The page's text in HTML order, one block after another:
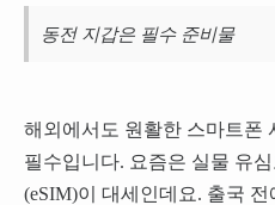
동전 지갑은 필수 준비물
해외에서도 원활한 스마트폰
필수입니다. 요즘은 실물 유
(eSIM)이 대세인데요. 출국